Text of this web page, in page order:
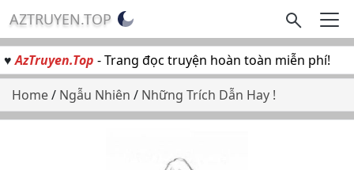
AZTRUYEN.TOP
♥AzTruyen.Top - Trang đọc truyện hoàn toàn miễn phí!
Home/ Ngẫu Nhiên / Những Trích Dẫn Hay !